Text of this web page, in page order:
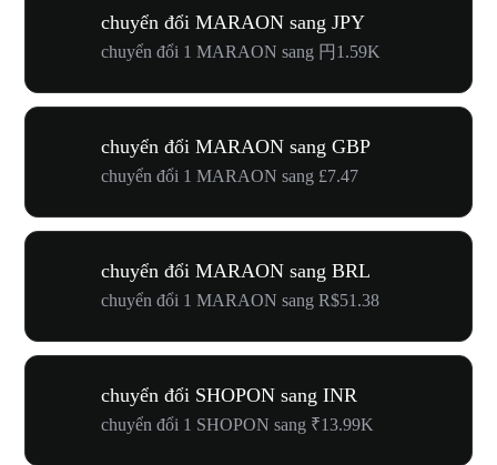
chuyển đổi MARAON sang JPY
chuyển đổi 1 MARAON sang 円1.59K
chuyển đổi MARAON sang GBP
chuyển đổi 1 MARAON sang £7.47
chuyển đổi MARAON sang BRL
chuyển đổi 1 MARAON sang R$51.38
chuyển đổi SHOPON sang INR
chuyển đổi 1 SHOPON sang ₹13.99K